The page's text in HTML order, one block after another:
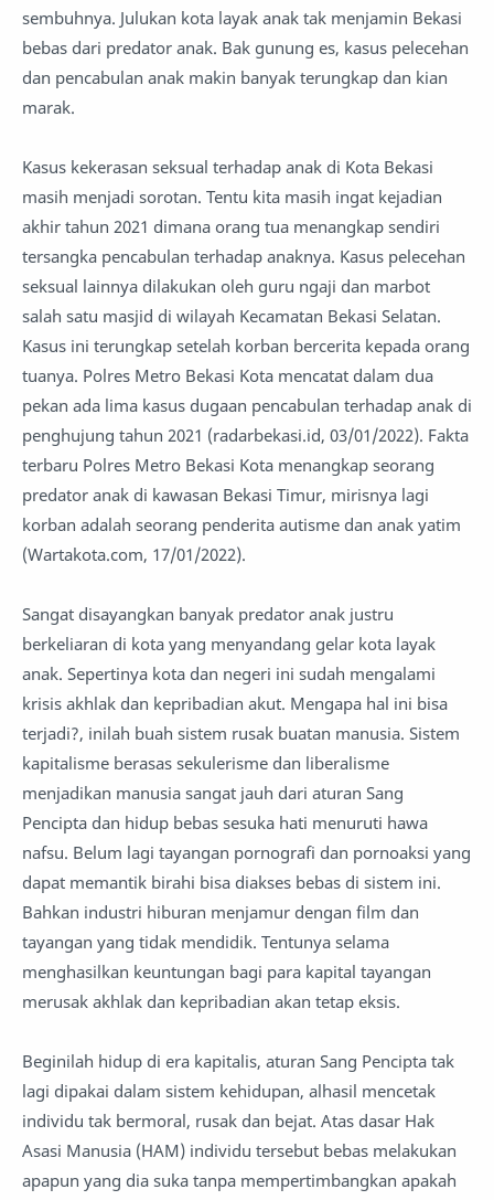
sembuhnya. Julukan kota layak anak tak menjamin Bekasi
bebas dari predator anak. Bak gunung es, kasus pelecehan
dan pencabulan anak makin banyak terungkap dan kian
marak.
Kasus kekerasan seksual terhadap anak di Kota Bekasi
masih menjadi sorotan. Tentu kita masih ingat kejadian
akhir tahun 2021 dimana orang tua menangkap sendiri
tersangka pencabulan terhadap anaknya. Kasus pelecehan
seksual lainnya dilakukan oleh guru ngaji dan marbot
salah satu masjid di wilayah Kecamatan Bekasi Selatan.
Kasus ini terungkap setelah korban bercerita kepada orang
tuanya. Polres Metro Bekasi Kota mencatat dalam dua
pekan ada lima kasus dugaan pencabulan terhadap anak di
penghujung tahun 2021 (radarbekasi.id, 03/01/2022). Fakta
terbaru Polres Metro Bekasi Kota menangkap seorang
predator anak di kawasan Bekasi Timur, mirisnya lagi
korban adalah seorang penderita autisme dan anak yatim
(Wartakota.com, 17/01/2022).
Sangat disayangkan banyak predator anak justru
berkeliaran di kota yang menyandang gelar kota layak
anak. Sepertinya kota dan negeri ini sudah mengalami
krisis akhlak dan kepribadian akut. Mengapa hal ini bisa
terjadi?, inilah buah sistem rusak buatan manusia. Sistem
kapitalisme berasas sekulerisme dan liberalisme
menjadikan manusia sangat jauh dari aturan Sang
Pencipta dan hidup bebas sesuka hati menuruti hawa
nafsu. Belum lagi tayangan pornografi dan pornoaksi yang
dapat memantik birahi bisa diakses bebas di sistem ini.
Bahkan industri hiburan menjamur dengan film dan
tayangan yang tidak mendidik. Tentunya selama
menghasilkan keuntungan bagi para kapital tayangan
merusak akhlak dan kepribadian akan tetap eksis.
Beginilah hidup di era kapitalis, aturan Sang Pencipta tak
lagi dipakai dalam sistem kehidupan, alhasil mencetak
individu tak bermoral, rusak dan bejat. Atas dasar Hak
Asasi Manusia (HAM) individu tersebut bebas melakukan
apapun yang dia suka tanpa mempertimbangkan apakah